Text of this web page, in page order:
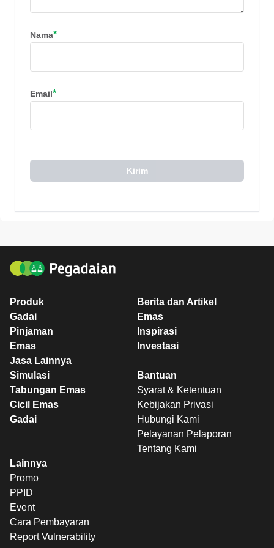
Nama*
Email*
Kirim
Produk
Gadai
Pinjaman
Emas
Jasa Lainnya
Berita dan Artikel
Emas
Inspirasi
Investasi
Simulasi
Tabungan Emas
Cicil Emas
Gadai
Bantuan
Syarat & Ketentuan
Kebijakan Privasi
Hubungi Kami
Pelayanan Pelaporan
Tentang Kami
Lainnya
Promo
PPID
Event
Cara Pembayaran
Report Vulnerability